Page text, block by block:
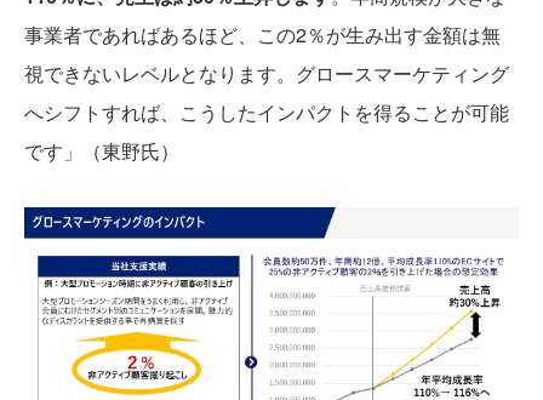
事業者であればあるほど、この2％が生み出す金額は無
視できないレベルとなります。グロースマーケティング
へシフトすれば、こうしたインパクトを得ることが可能
です」（東野氏）